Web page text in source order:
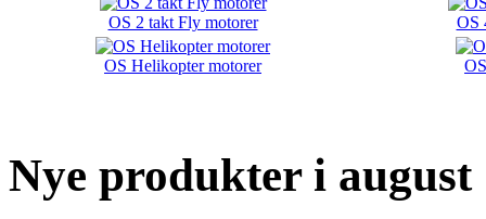
OS 2 takt Fly motorer OS
OS Helikopter motorer
Nye produkter i august